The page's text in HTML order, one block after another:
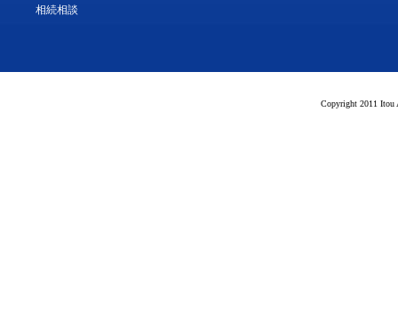
相続相談
Copyright 2011 Itou